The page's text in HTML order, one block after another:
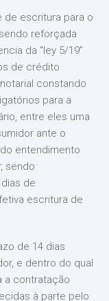
de escritura para o
reforçada
da “ley 5/19”
de crédito
constando
para a
entre eles uma
ante o
entendimento
sendo
de
escritura de
de 14 dias
e dentro do qual
a contratação
à parte pelo